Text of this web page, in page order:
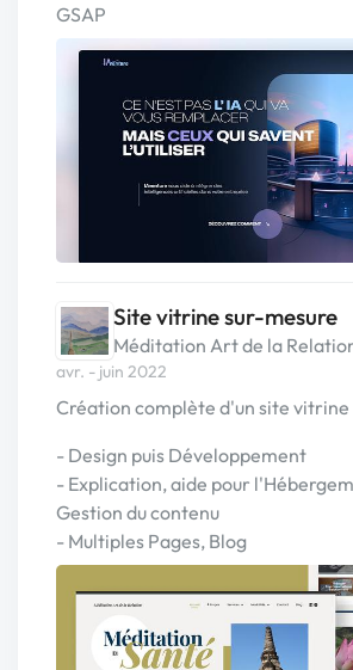
GSAP
Site vitrine sur-mesure
Méditation Art de la
avr. - juin 2022
Création complète d'un site
- Design puis Développement
- Explication, aide pour
Gestion du contenu
- Multiples Pages, Blog